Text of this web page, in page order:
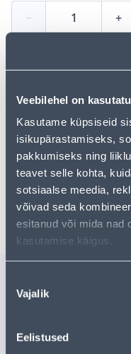
Veebilehel on
Kasutame küpsiseid
isikupärastamiseks,
pakkumiseks ning
teavet selle kohta,
sotsiaalse meedia,
võivad seda
esitanud või mida nad
kasutamise käigus.
valik
Vajalik
Eelistused
− +
Vaata saadavust
Eeldatav kojuvedu
Tarne
Poest kätte, alates